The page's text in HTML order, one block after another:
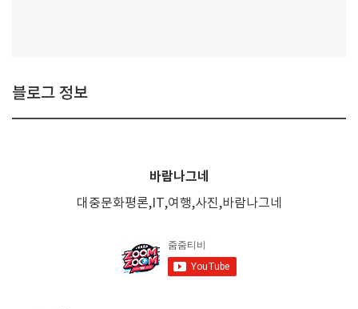
블로그 정보
바람나그네
대중문화평론,IT,여행,사진,바람나그네